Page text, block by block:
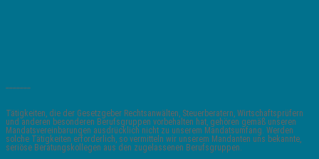
Tätigkeiten, die der Gesetzgeber Rechtsanwälten, Steuerberatern, Wirtschaftsprüfern
und anderen besonderen Berufsgruppen vorbehalten hat, gehören gemäß unseren
Mandatsvereinbarungen ausdrücklich nicht zu unserem Mandatsumfang. Werden
solche Tätigkeiten erforderlich, so vermitteln wir unserem Mandanten uns bekannte,
seriöse Beratungskollegen aus den zugelassenen Berufsgruppen.